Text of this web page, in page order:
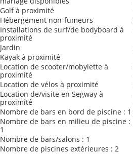
Golf à proximité
Hébergement non-fumeurs
Installations de surf/de bodyboard à
proximité
Jardin
Kayak à proximité
Location de scooter/mobylette à
proximité
Location de vélos à proximité
Location de/visite en Segway à
proximité
Nombre de bars en bord de piscine : 1
Nombre de bars en milieu de piscine :
1
Nombre de bars/salons : 1
Nombre de piscines extérieures : 2